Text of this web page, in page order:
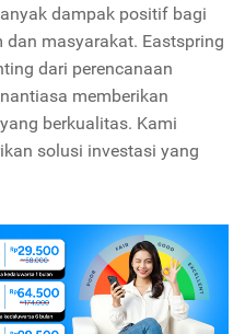
dampak positif bagi
dan masyarakat. Eastspring
dari perencanaan
memberikan
berkualitas. Kami
solusi investasi yang